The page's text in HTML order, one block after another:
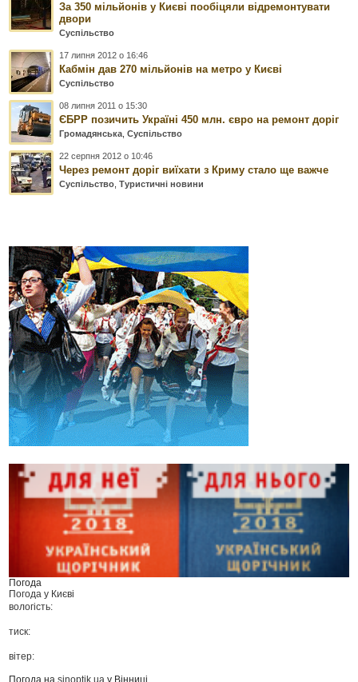
За 350 мільйонів у Києві пообіцяли відремонтувати
двори
Суспільство
17 липня 2012 о 16:46
Кабмін дав 270 мільйонів на метро у Києві
Суспільство
08 липня 2011 о 15:30
ЄБРР позичить Україні 450 млн. євро на ремонт доріг
Громадянська ,Суспільство
22 серпня 2012 о 10:46
Через ремонт доріг виїхати з Криму стало ще важче
Суспільство ,Туристичні новини
Погода
Погода у Києві
вологість:
тиск:
вітер:
Погода наsinoptik.ua у Вінниці